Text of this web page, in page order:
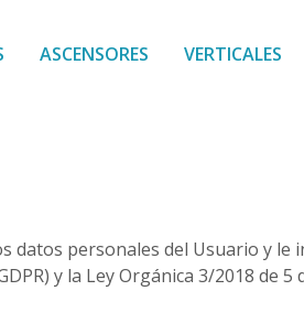
ASCENSORES VERTICALES
datos personales del Usuario y
y la Ley Orgánica 3/2018 de 5